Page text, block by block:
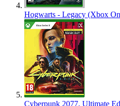
Hogwarts - Legacy (Xbox
Cyberpunk 2077. Ultimate